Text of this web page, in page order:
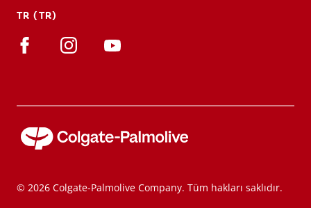
TR (TR)
© 2026 Colgate-Palmolive Company. Tüm hakları saklıdır.